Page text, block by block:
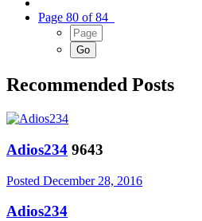
Page 80 of 84
Recommended Posts
Adios234 9643
Posted December 28, 2016
Adios234